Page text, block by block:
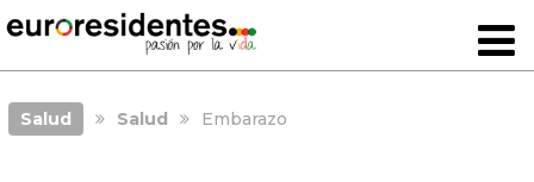
Salud Salud Embarazo